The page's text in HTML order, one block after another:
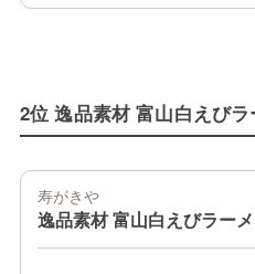
2位 逸品素材 富山白えびラ
寿がきや
逸品素材 富山白えびラー